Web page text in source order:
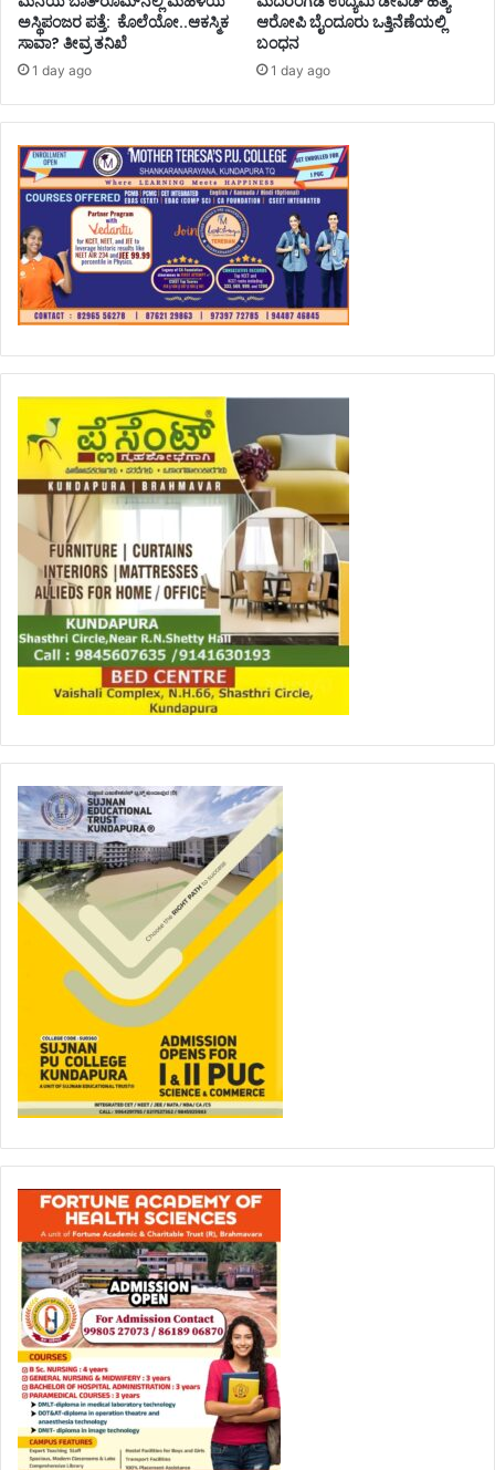
ಅಸ್ಥಿಪಂಜರ ಪತ್ತೆ: ಕೊಲೆಯೋ..ಆಕಸ್ಮಿಕ
ಸಾವಾ? ತೀವ್ರ ತನಿಖೆ
1 day ago
ಆರೋಪಿ ಬೈಂದೂರು ಒತ್ತಿನೆಣೆಯಲ್ಲಿ
ಬಂಧನ
1 day ago